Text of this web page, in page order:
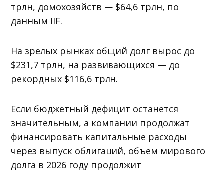
трлн, домохозяйств — $64,6 трлн, по
данным IIF.
На зрелых рынках общий долг вырос до
$231,7 трлн, на развивающихся — до
рекордных $116,6 трлн.
Если бюджетный дефицит останется
значительным, а компании продолжат
финансировать капитальные расходы
через выпуск облигаций, объем мирового
долга в 2026 году продолжит